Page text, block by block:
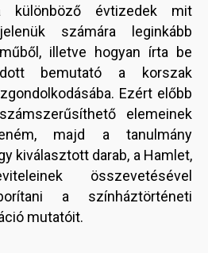
különböző évtizedek mit
számára leginkább
illetve hogyan írta be
bemutató a korszak
Ezért előbb
elemeinek
majd a tanulmány
kiválasztott darab, a Hamlet,
összevetésével
a színháztörténeti
mutatóit.